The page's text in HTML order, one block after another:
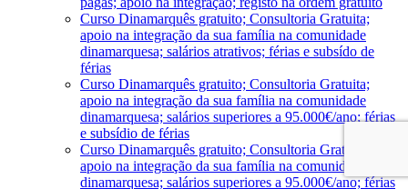
Curso Dinamarquês gratuito; Consultoria Gratuita;
apoio na integração da sua família na comunidade
dinamarquesa; salários atrativos; férias e subsído de
férias
Curso Dinamarquês gratuito; Consultoria Gratuita;
apoio na integração da sua família na comunidade
dinamarquesa; salários superiores a 95.000€/ano; férias
e subsídio de férias
Curso Dinamarquês gratuito; Consultoria Gratuita;
apoio na integração da sua família na comunidade
dinamarquesa; salários superiores a 95.000€/ano; férias